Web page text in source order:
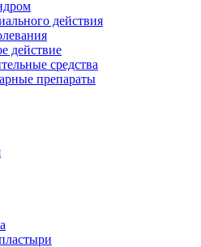
действия
действие
средства
препараты